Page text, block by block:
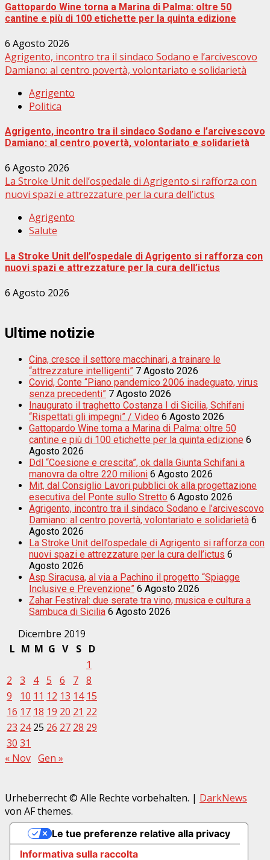
Gattopardo Wine torna a Marina di Palma: oltre 50
cantine e più di 100 etichette per la quinta edizione
6 Agosto 2026
Agrigento, incontro tra il sindaco Sodano e l’arcivescovo
Damiano: al centro povertà, volontariato e solidarietà
Agrigento
Politica
Agrigento, incontro tra il sindaco Sodano e l’arcivescovo
Damiano: al centro povertà, volontariato e solidarietà
6 Agosto 2026
La Stroke Unit dell’ospedale di Agrigento si rafforza con
nuovi spazi e attrezzature per la cura dell’ictus
Agrigento
Salute
La Stroke Unit dell’ospedale di Agrigento si rafforza con
nuovi spazi e attrezzature per la cura dell’ictus
6 Agosto 2026
Ultime notizie
Cina, cresce il settore macchinari, a trainare le
“attrezzature intelligenti” 7 Agosto 2026
Covid, Conte “Piano pandemico 2006 inadeguato, virus
senza precedenti” 7 Agosto 2026
Inaugurato il traghetto Costanza I di Sicilia, Schifani
“Rispettati gli impegni” / Video 6 Agosto 2026
Gattopardo Wine torna a Marina di Palma: oltre 50
cantine e più di 100 etichette per la quinta edizione 6
Agosto 2026
Ddl “Coesione e crescita”, ok dalla Giunta Schifani a
manovra da oltre 220 milioni 6 Agosto 2026
Mit, dal Consiglio Lavori pubblici ok alla progettazione
esecutiva del Ponte sullo Stretto 6 Agosto 2026
Agrigento, incontro tra il sindaco Sodano e l’arcivescovo
Damiano: al centro povertà, volontariato e solidarietà 6
Agosto 2026
La Stroke Unit dell’ospedale di Agrigento si rafforza con
nuovi spazi e attrezzature per la cura dell’ictus 6
Agosto 2026
Asp Siracusa, al via a Pachino il progetto “Spiagge
Inclusive e Prevenzione” 6 Agosto 2026
Zahar Festival: due serate tra vino, musica e cultura a
Sambuca di Sicilia 6 Agosto 2026
Dicembre 2019
L M M G V S
D
1
2
3 4 5 6 7 8
9
10 11 12 13 14 15
16 17 18 19 20 21 22
23 24 25 26 27 28 29
30 31
« Nov Gen »
Urheberrecht © Alle Rechte vorbehalten. | DarkNews
von AF themes.
Informativa sulla raccolta
Le tue preferenze relative alla privacy